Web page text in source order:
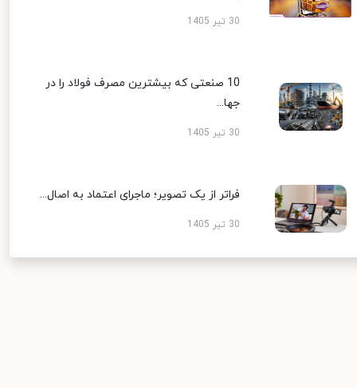
30 تیر 1405
10 صنعتی که بیشترین مصرف فولاد را در
جها...
30 تیر 1405
فراتر از یک تصویر؛ ماجرای اعتماد به اصال...
30 تیر 1405